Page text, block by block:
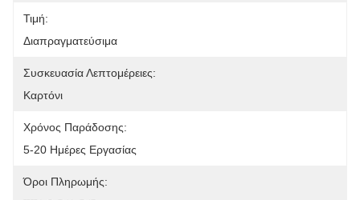
Τιμή:
Διαπραγματεύσιμα
Συσκευασία Λεπτομέρειες:
Καρτόνι
Χρόνος Παράδοσης:
5-20 Ημέρες Εργασίας
Όροι Πληρωμής: